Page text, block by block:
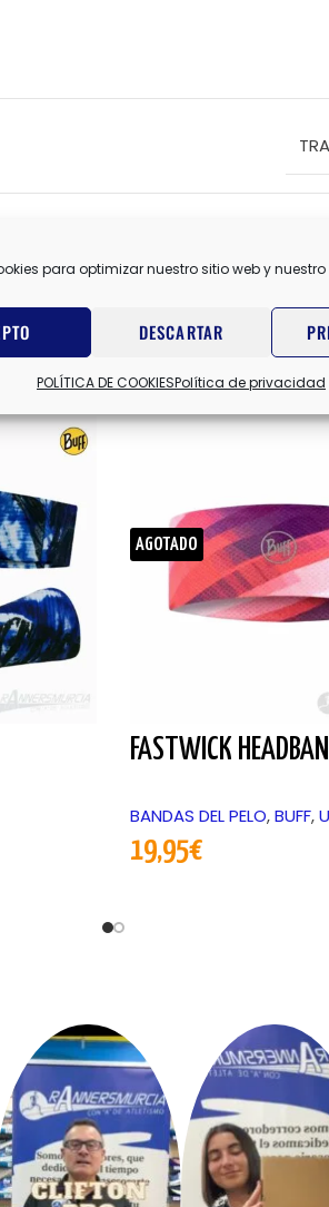
para optimizar nuestro sitio web y nuestro
DESCARTAR
POLÍTICA DE COOKIESPolítica de privacidad
AGOTADO
FASTWICK
BANDAS DEL PELO,BUFF,
19,95€